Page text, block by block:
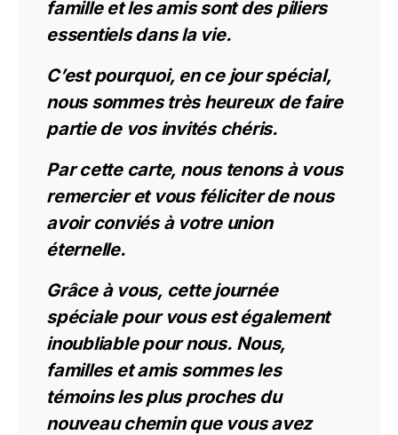
famille et les amis sont des piliers
essentiels dans la vie.
C’est pourquoi, en ce jour spécial,
nous sommes très heureux de faire
partie de vos invités chéris.
Par cette carte, nous tenons à vous
remercier et vous féliciter de nous
avoir conviés à votre union
éternelle.
Grâce à vous, cette journée
spéciale pour vous est également
inoubliable pour nous. Nous,
familles et amis sommes les
témoins les plus proches du
nouveau chemin que vous avez